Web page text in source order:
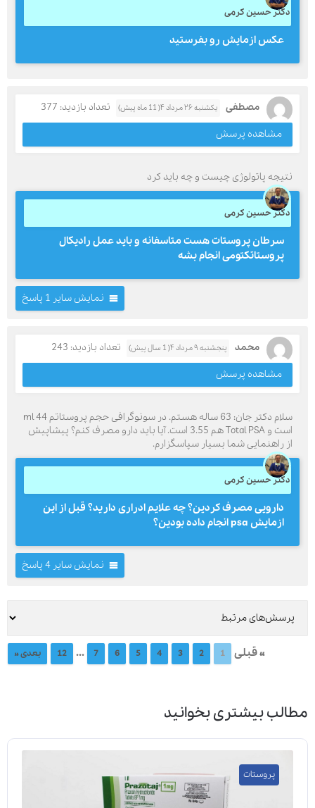
دکتر حسین کرمی
عکس ازمایش رو بفرستید
مصطفی یکشنبه ۲۶ مرداد ۴( 11 ماه پیش)
تعداد بازدید: 377
مشاهده پرسش
نتیجه پاتولوژی چیست و چه باید کرد
دکتر حسین کرمی
سرطان پروستات هست متاسفانه و باید عمل رادیکال
پروستاتکتومی انجام بشه
نمایش سایر 1 پاسخ
محمد پنجشنبه ۹ مرداد ۴( 1 سال پیش)
تعداد بازدید: 243
مشاهده پرسش
سلام دکتر جان: 63 ساله هستم. در سونوگرافی حجم پروستاتم 44 ml
است و Total PSA هم 3.55 است. آیا باید دارو مصرف کنم؟ پیشاپیش
از راهنمایی شما بسیار سپاسگزارم.
دکتر حسین کرمی
دارویی مصرف کردین؟ چه علایم ادراری دارید؟ قبل از این
ازمایش psa انجام داده بودین؟
نمایش سایر 4 پاسخ
« قبلی 1
2
3
4
5
6
7
...
12 بعدی »
مطالب بیشتری بخوانید
پروستات